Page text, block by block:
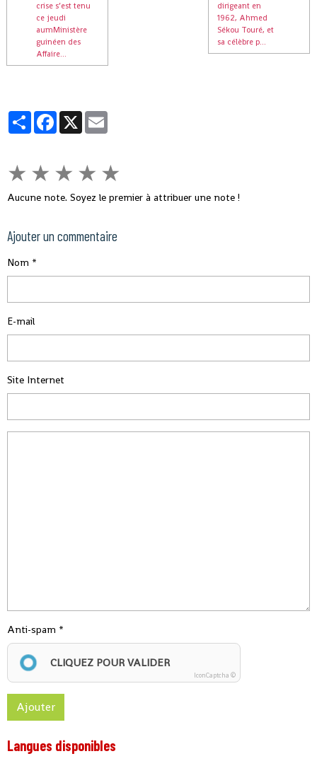
crise s’est tenu
ce jeudi
aumMinistère
guinéen des
Affaire...
dirigeant en
1962, Ahmed
Sékou Touré, et
sa célèbre p...
PartagerFacebook
X
★ ★ ★ ★ ★
Aucune note. Soyez le premier à attribuer une note !
Ajouter un commentaire
Nom
E-mail
Site Internet
Anti-spam
CLIQUEZ POUR VALIDER
IconCaptcha ©
Ajouter
Langues disponibles